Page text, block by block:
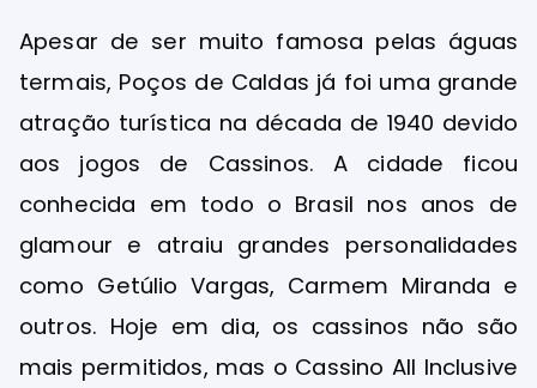
Apesar de ser muito famosa pelas águas
termais, Poços de Caldas já foi uma grande
atração turística na década de 1940 devido
aos jogos de Cassinos. A cidade ficou
conhecida em todo o Brasil nos anos de
glamour e atraiu grandes personalidades
como Getúlio Vargas, Carmem Miranda e
outros. Hoje em dia, os cassinos não são
mais permitidos, mas o Cassino All Inclusive